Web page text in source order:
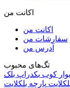
اکانت من
اکانت من
سفارشات من
آدرس من
تگ‌های محبوب
کوب بکدراپ بلک
پارچه بلکلایت